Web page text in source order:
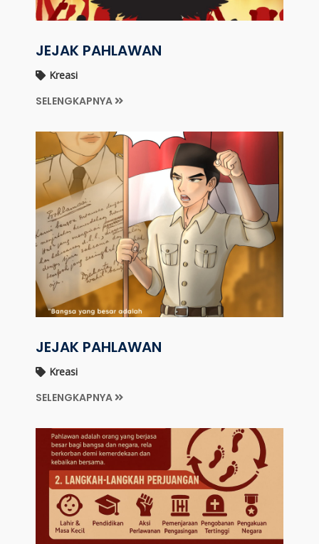
JEJAK PAHLAWAN
Kreasi
SELENGKAPNYA
JEJAK PAHLAWAN
Kreasi
SELENGKAPNYA